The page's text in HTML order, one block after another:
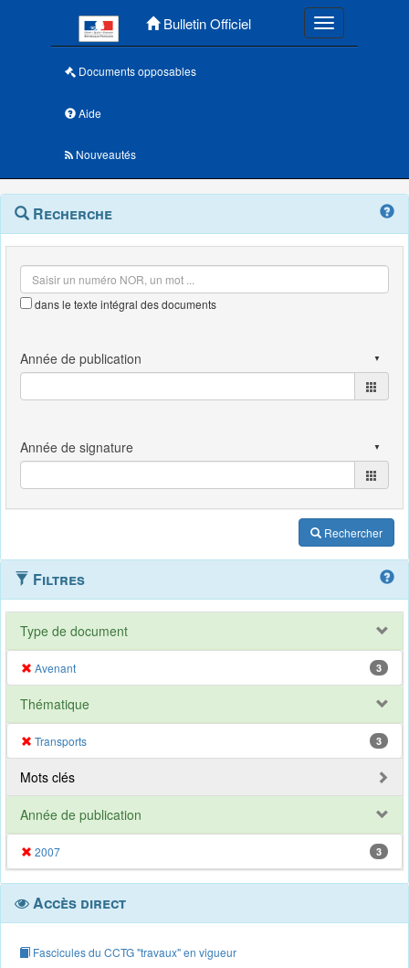
Bulletin Officiel Toggle
Documents opposables
Aide
Nouveautés
Navigation
outils
Menu
contextuel
Recherche
dans le texte intégral des documents
Rechercher
Filtres
Type de document
Avenant 3
Thématique
Transports 3
Mots clés
Année de publication
2007 3
Accès direct
Fascicules du CCTG "travaux" en vigueur